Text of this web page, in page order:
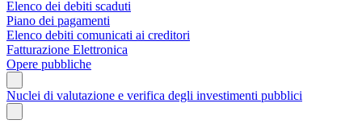
Elenco dei debiti scaduti
Piano dei pagamenti
Elenco debiti comunicati ai creditori
Fatturazione Elettronica
Opere pubbliche
Nuclei di valutazione e verifica degli investimenti pubblici